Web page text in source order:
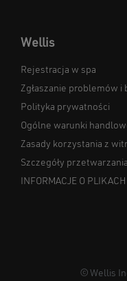
Wellis
Rejestracja w spa
Zgłaszanie problemów i
Polityka prywatności
Ogólne warunki
Zasady korzystania z
Szczegóły
INFORMACJE O
© Wellis